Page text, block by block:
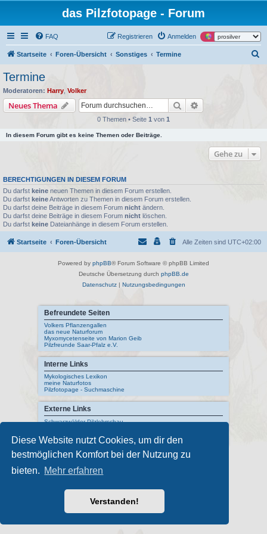
Diese Website nutzt Cookies, um dir den
bestmöglichen Komfort bei der Nutzung zu
bieten. Mehr erfahren
Verstanden!
das Pilzfotopage - Forum
FAQ Anmelden
Registrieren
Startseite Foren-Übersicht Sonstiges Termine
Termine
Moderatoren: Harry Volker
Neues Thema Suche
0 Themen • Seite 1 von 1
In diesem Forum gibt es keine Themen oder Beiträge.
Gehe zu
BERECHTIGUNGEN IN DIESEM FORUM
Du darfst keine neuen Themen in diesem Forum erstellen.
Du darfst keineAntworten zu Themen in diesem Forum erstellen.
Du darfst deine Beiträge in diesem Forum nicht ändern.
Du darfst deine Beiträge in diesem Forum nicht löschen.
Du darfst keine Dateianhänge in diesem Forum erstellen.
Startseite Foren-Übersicht Alle Zeiten sind UTC+02:00
Powered by phpBB® Forum Software © phpBB Limited
Deutsche Übersetzung durch phpBB.de
Datenschutz| Nutzungsbedingungen
Befreundete Seiten
Volkers Pflanzengallen
das neue Naturforum
Myxomycetenseite von Marion Geib
Pilzfreunde Saar-Pfalz e.V.
Interne Links
Mykologisches Lexikon
meine Naturfotos
Pilzfotopage - Suchmaschine
Externe Links
Schwarzwälder Pilzlehrschau
Index Fungorum